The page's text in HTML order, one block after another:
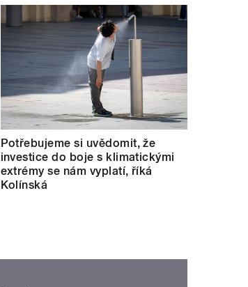
Potřebujeme si uvědomit, že
investice do boje s klimatickými
extrémy se nám vyplatí, říká
Kolínská